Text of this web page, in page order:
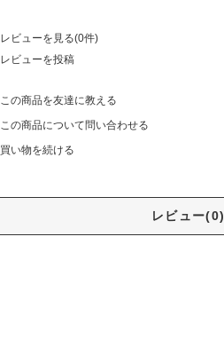
レビューを見る(0件)
レビューを投稿
この商品を友達に教える
この商品について問い合わせる
買い物を続ける
レビュー(0)